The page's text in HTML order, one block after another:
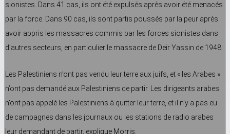
sionistes. Dans 41 cas, ils ont été expulsés après avoir été menacés
par la force. Dans 90 cas, ils sont partis poussés par la peur après
avoir appris les massacres commis par les forces sionistes dans
d’autres secteurs, en particulier le massacre de Deir Yassin de 1948.
Les Palestiniens n’ont pas vendu leur terre aux juifs, et « les Arabes »
n’ont pas demandé aux Palestiniens de partir. Les dirigeants arabes
n’ont pas appelé les Palestiniens à quitter leur terre, et il n’y a pas eu
de campagnes dans les journaux ou les stations de radio arabes
leur demandant de partir, explique Morris.